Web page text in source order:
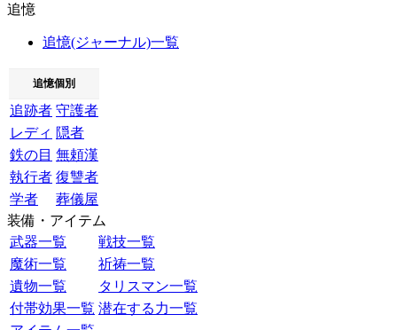
追憶
追憶(ジャーナル)一覧
追憶個別
追跡者 守護者
レディ 隠者
鉄の目 無頼漢
執行者 復讐者
学者
葬儀屋
装備・アイテム
武器一覧
戦技一覧
魔術一覧
祈祷一覧
遺物一覧
タリスマン一覧
付帯効果一覧 潜在する力一覧